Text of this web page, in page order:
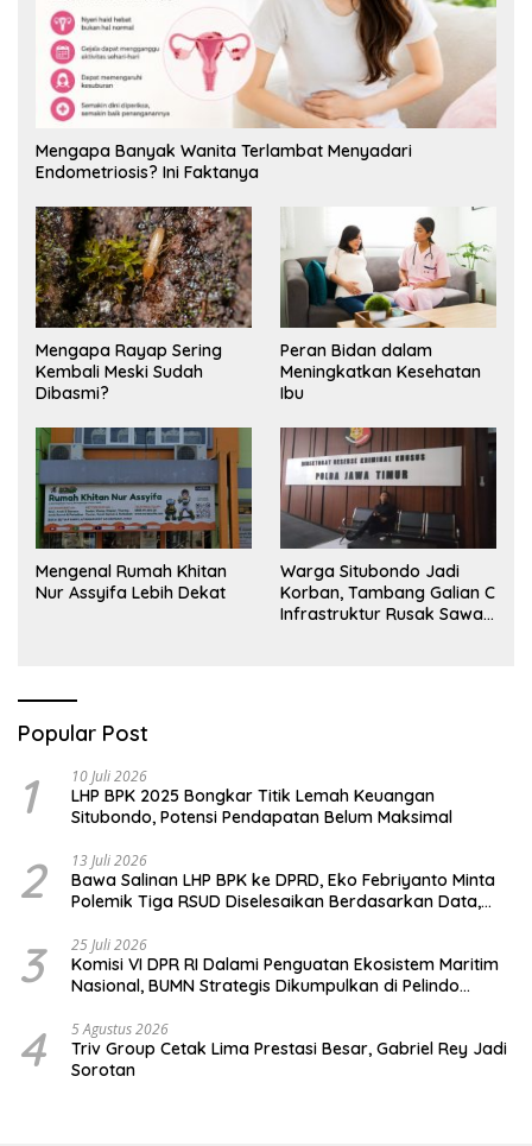
Mengapa Banyak Wanita Terlambat Menyadari
Endometriosis? Ini Faktanya
Mengapa Rayap Sering
Kembali Meski Sudah
Dibasmi?
Peran Bidan dalam
Meningkatkan Kesehatan
Ibu
Mengenal Rumah Khitan
Nur Assyifa Lebih Dekat
Warga Situbondo Jadi
Korban, Tambang Galian C
Infrastruktur Rusak Sawah
Popular Post
1 10 Juli 2026
LHP BPK 2025 Bongkar Titik Lemah Keuangan
Situbondo, Potensi Pendapatan Belum Maksimal
2 13 Juli 2026
Bawa Salinan LHP BPK ke DPRD, Eko Febriyanto Minta
Polemik Tiga RSUD Diselesaikan Berdasarkan Data,
3 25 Juli 2026
Komisi VI DPR RI Dalami Penguatan Ekosistem Maritim
Nasional, BUMN Strategis Dikumpulkan di Pelindo
4 5 Agustus 2026
Triv Group Cetak Lima Prestasi Besar, Gabriel Rey Jadi
Sorotan